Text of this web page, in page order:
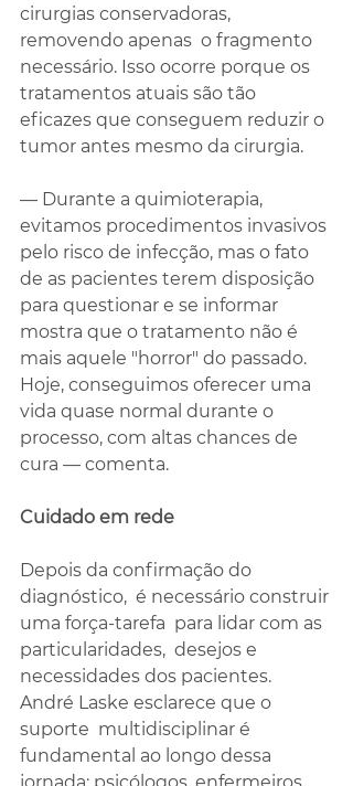
cirurgias conservadoras,
removendo apenas  o fragmento
necessário. Isso ocorre porque os
tratamentos atuais são tão
eficazes que conseguem reduzir o
tumor antes mesmo da cirurgia.
— Durante a quimioterapia,
evitamos procedimentos invasivos
pelo risco de infecção, mas o fato
de as pacientes terem disposição
para questionar e se informar
mostra que o tratamento não é
mais aquele "horror" do passado.
Hoje, conseguimos oferecer uma
vida quase normal durante o
processo, com altas chances de
cura — comenta.
Cuidado em rede
Depois da confirmação do
diagnóstico,  é necessário construir
uma força-tarefa  para lidar com as
particularidades,  desejos e
necessidades dos pacientes.
André Laske esclarece que o
suporte  multidisciplinar é
fundamental ao longo dessa